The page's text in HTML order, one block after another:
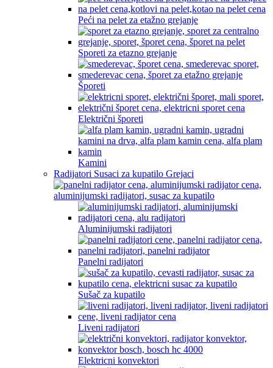
Peći na pelet za etažno grejanje
Sporeti za etazno grejanje
Šporeti
Električni šporeti
Kamini
Radijatori Susaci za kupatilo Grejaci
Aluminijumski radijatori
Panelni radijatori
Sušač za kupatilo
Liveni radijatori
Elektricni konvektori